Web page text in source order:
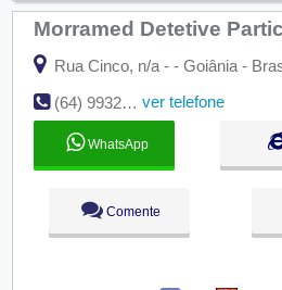
Morramed Detetive
Rua Cinco, n/a - - Goiânia -
(64) 99329-8127 | (62) 99820-9736
ver telefone
WhatsApp
Comente